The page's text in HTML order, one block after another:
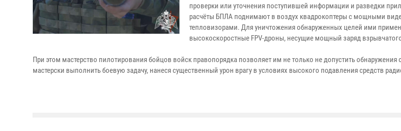
проверки или уточнения поступившей информации и разведки
расчёты БПЛА поднимают в воздух квадрокоптеры с мощными
тепловизорами. Для уничтожения обнаруженных целей ими
высокоскоростные FPV-дроны, несущие мощный заряд
При этом мастерство пилотирования бойцов войск правопорядка позволяет им не только не допустить обнаружения
мастерски выполнить боевую задачу, нанеся существенный урон врагу в условиях высокого подавления средств